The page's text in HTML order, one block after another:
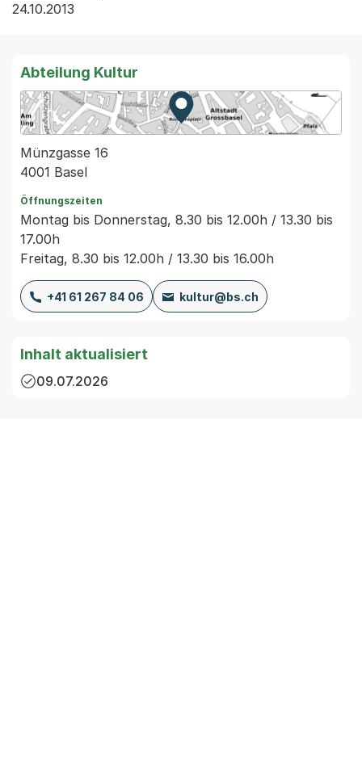
24.10.2013
Abteilung Kultur
Zur Karte von MapBS.
Externer Link, wird in einem
Münzgasse 16
4001 Basel
Öffnungszeiten
Montag bis Donnerstag, 8.30 bis 12.00h / 13.30 bis
17.00h
Freitag, 8.30 bis 12.00h / 13.30 bis 16.00h
+41 61 267 84 06 kultur@bs.ch
Inhalt aktualisiert
09.07.2026